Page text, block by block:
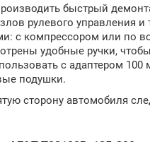
быстрый
рулевого управления
с компрессором или по
удобные ручки,
с адаптером 100
подушки.
сторону автомобиля